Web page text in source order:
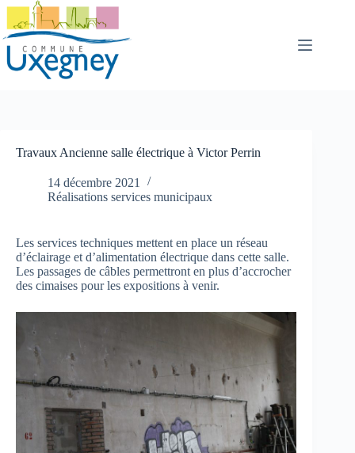
Passer
contenu
Travaux Ancienne salle électrique à Victor Perrin
14 décembre 2021
Réalisations services municipaux
Les services techniques mettent en place un réseau
d’éclairage et d’alimentation électrique dans cette salle.
Les passages de câbles permettront en plus d’accrocher
des cimaises pour les expositions à venir.